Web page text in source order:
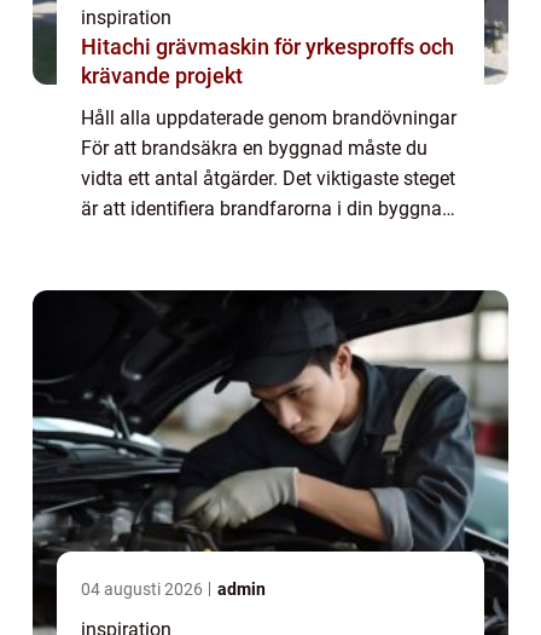
inspiration
Hitachi grävmaskin för yrkesproffs och
krävande projekt
Håll alla uppdaterade genom brandövningar
För att brandsäkra en byggnad måste du
vidta ett antal åtgärder. Det viktigaste steget
är att identifiera brandfarorna i din byggnad
04 augusti 2026 admin
inspiration